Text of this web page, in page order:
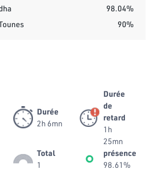
98.04%
90%
Durée
2h 6mn
Durée
de
retard
1h
25mn
Total
1
présence
98.61%